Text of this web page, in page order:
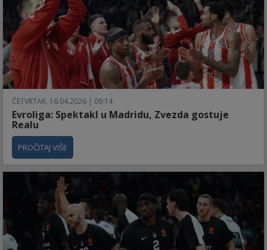
ČETVRTAK, 16.04.2026 | 09:14
Evroliga: Spektakl u Madridu, Zvezda gostuje
Realu
PROČITAJ VIŠE